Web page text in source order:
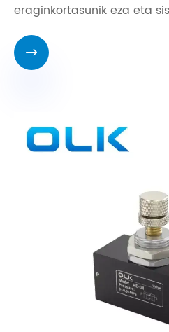
eraginkortasunik eza eta
